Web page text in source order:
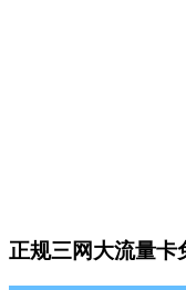
正规三网大流量卡